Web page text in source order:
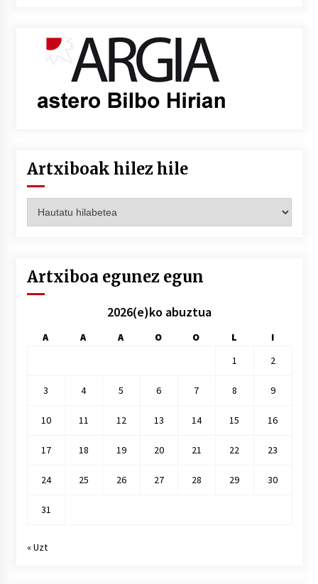
Artxiboak hilez hile
hilez
Artxiboa egunez egun
2026(e)ko abuztua
A A A O O L
I
1
2
3 4 5 6 7 8 9
10 11 12 13 14 15 16
17 18 19 20 21 22 23
24 25 26 27 28 29 30
31
« Uzt